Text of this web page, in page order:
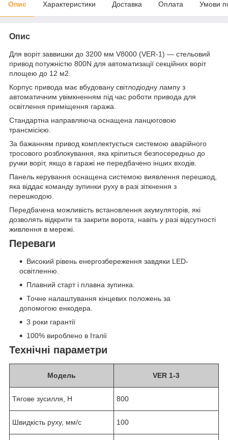
Опис Характеристики Доставка Оплата Умови
Опис
Для воріт заввишки до 3200 мм V8000 (VER-1) — стельовий
привод потужністю 800N для автоматизації секційних воріт
площею до 12 м2.
Корпус привода має вбудовану світлодіодну лампу з
автоматичним увімкненням під час роботи привода для
освітлення приміщення гаража.
Стандартна направляюча оснащена ланцюговою
трансмісією.
За бажанням привод комплектується системою аварійного
тросового розблокування, яка кріпиться безпосередньо до
ручки воріт, якщо в гаражі не передбачено інших входів.
Панель керування оснащена системою виявлення перешкод,
яка віддає команду зупинки руху в разі зіткнення з
перешкодою.
Передбачена можливість встановлення акумуляторів, які
дозволять відкрити та закрити ворота, навіть у разі відсутності
живлення в мережі.
Переваги
Високий рівень енергозбереження завдяки LED-
освітленню.
Плавний старт і плавна зупинка.
Точне налаштування кінцевих положень за
допомогою енкодера.
3 роки гарантії
100% вироблено в Італії
Технічні параметри
Модель VER 1-3
Тягове зусилля, Н 800
Швидкість руху, мм/с 100